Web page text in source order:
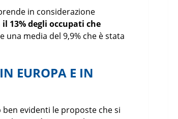
in considerazione
13% degli occupati che
una media del 9,9% che è stata
EUROPA E IN
evidenti le proposte che si